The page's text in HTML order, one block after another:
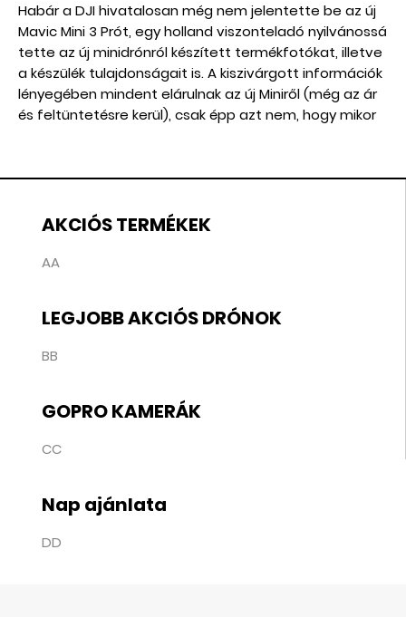
Habár a DJI hivatalosan még nem jelentette be az új
Mavic Mini 3 Prót, egy holland viszonteladó nyilvánossá
tette az új minidrónról készített termékfotókat, illetve
a készülék tulajdonságait is. A kiszivárgott információk
lényegében mindent elárulnak az új Miniről (még az ár
és feltüntetésre kerül), csak épp azt nem, hogy mikor
AKCIÓS TERMÉKEK
AA
LEGJOBB AKCIÓS DRÓNOK
BB
GOPRO KAMERÁK
CC
Nap ajánlata
DD